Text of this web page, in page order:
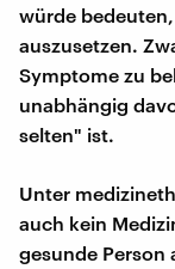
würde
auszusetzen.
Symptome zu
unabhängig
selten" ist.
Unter
auch kein
gesunde Person